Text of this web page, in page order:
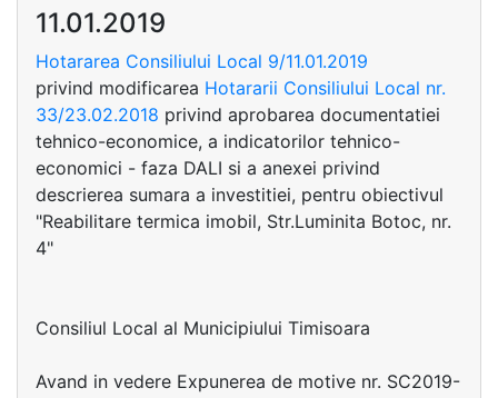
11.01.2019
Hotararea Consiliului Local 9/11.01.2019
privind modificarea Hotararii Consiliului Local nr.
33/23.02.2018 privind aprobarea documentatiei
tehnico-economice, a indicatorilor tehnico-
economici - faza DALI si a anexei privind
descrierea sumara a investitiei, pentru obiectivul
"Reabilitare termica imobil, Str.Luminita Botoc, nr.
4"
Consiliul Local al Municipiului Timisoara
Avand in vedere Expunerea de motive nr. SC2019-